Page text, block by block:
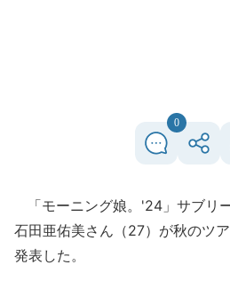
0
「モーニング娘。'24」サブリ
石田亜佑美さん（27）が秋のツ
発表した。